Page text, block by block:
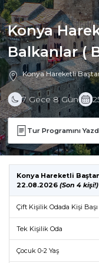
Konya
Balkanlar (
Konya Hareketli
7 Gece 8 Gün
Tur Programını
Konya Hareketli
22.08.2026 (Son 4 kişi!)
Çift Kişilik Odada Kişi Başı
Tek Kişilik Oda
Çocuk 0-2 Yaş